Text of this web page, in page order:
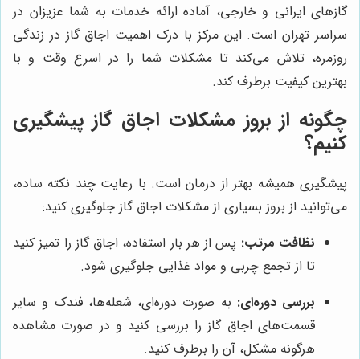
گازهای ایرانی و خارجی، آماده ارائه خدمات به شما عزیزان در
سراسر تهران است. این مرکز با درک اهمیت اجاق گاز در زندگی
روزمره، تلاش می‌کند تا مشکلات شما را در اسرع وقت و با
بهترین کیفیت برطرف کند.
چگونه از بروز مشکلات اجاق گاز پیشگیری
کنیم؟
پیشگیری همیشه بهتر از درمان است. با رعایت چند نکته ساده،
می‌توانید از بروز بسیاری از مشکلات اجاق گاز جلوگیری کنید:
نظافت مرتب: پس از هر بار استفاده، اجاق گاز را تمیز کنید
تا از تجمع چربی و مواد غذایی جلوگیری شود.
بررسی دوره‌ای: به صورت دوره‌ای، شعله‌ها، فندک و سایر
قسمت‌های اجاق گاز را بررسی کنید و در صورت مشاهده
هرگونه مشکل، آن را برطرف کنید.